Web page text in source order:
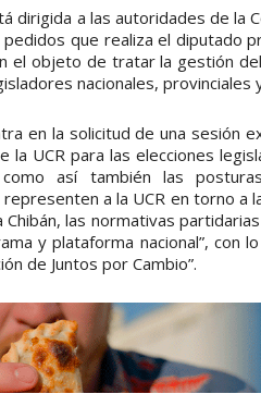
dirigida a las autoridades de la
que realiza el diputado
el objeto de tratar la gestión
nacionales, provinciales
en la solicitud de una sesión
UCR para las elecciones
así también las
a la UCR en torno a
las normativas
y plataforma nacional”, con
de Juntos por Cambio”.